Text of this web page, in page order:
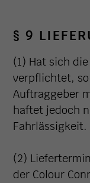
§ 9
(1) Hat sich
verpflichtet,
Auftraggeber
haftet jedoch
Fahrlässigkeit.
(2)
der Colour